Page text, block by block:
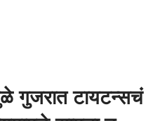
गुजरात टायटन्सचं